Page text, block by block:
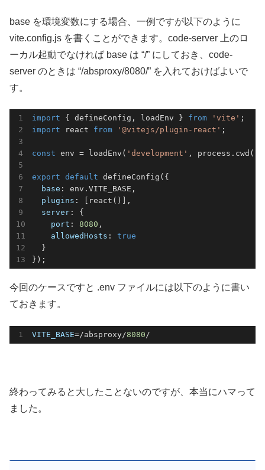
base を環境変数にする場合、一例ですが以下のように
vite.config.js を書くことができます。code-server 上のロ
ーカル起動でなければ base は “/” にしておき、code-
server のときは “/absproxy/8080/” を入れておけばよいで
す。
import { defineConfig, loadEnv } from 'vite'
import react from '@vitejs/plugin-react' ;
const env = loadEnv( 'development' ,
export default defineConfig({
base : env.VITE_BASE,
plugins : [react()],
server : {
port : 8080 ,
allowedHosts : true
  }
});
今回のケースですと .env ファイルには以下のように書い
ておきます。
VITE_BASE=/absproxy/8080 /
終わってみると大したことないのですが、本当にハマって
ました。